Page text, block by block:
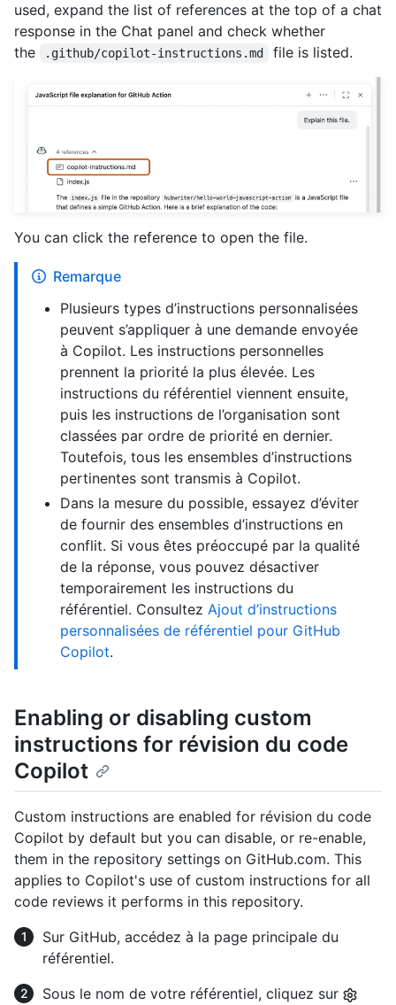
used, expand the list of references at the top of a chat
response in the Chat panel and check whether
the
.github/copilot-instructions.md file is listed.
You can click the reference to open the file.
Remarque
Plusieurs types d’instructions personnalisées
peuvent s’appliquer à une demande envoyée
à Copilot. Les instructions personnelles
prennent la priorité la plus élevée. Les
instructions du référentiel viennent ensuite,
puis les instructions de l’organisation sont
classées par ordre de priorité en dernier.
Toutefois, tous les ensembles d’instructions
pertinentes sont transmis à Copilot.
Dans la mesure du possible, essayez d’éviter
de fournir des ensembles d’instructions en
conflit. Si vous êtes préoccupé par la qualité
de la réponse, vous pouvez désactiver
temporairement les instructions du
référentiel. Consultez Ajout d’instructions
personnalisées de référentiel pour GitHub
Copilot.
Enabling or disabling custom
instructions for révision du code
Copilot
Custom instructions are enabled for révision du code
Copilot by default but you can disable, or re-enable,
them in the repository settings on GitHub.com. This
applies to Copilot's use of custom instructions for all
code reviews it performs in this repository.
Sur GitHub, accédez à la page principale du
référentiel.
Sous le nom de votre référentiel, cliquez sur